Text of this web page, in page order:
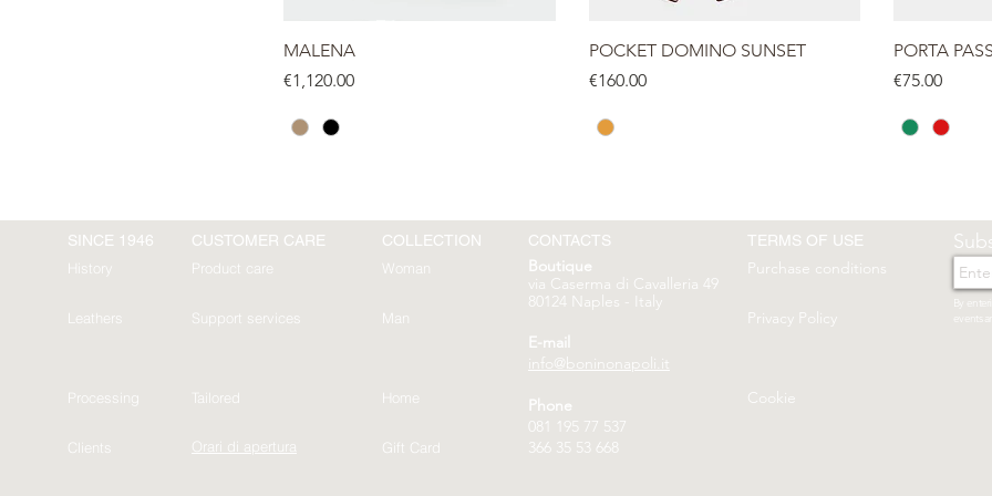
MALENA
Price
€1,120.00
POCKET DOMINO SUNSET
Price
€160.00
PORTA
Price
€75.00
SINCE 1946
History
CUSTOMER CARE
Product care
COLLECTION
Woman
Leathers Support services Man
Processing Tailored
Clients Orari di apertura
Home
Gift Card
CONTACTS
Boutique
via Caserma di Cavalleria 49
80124 Naples - Italy
E-mail
info@boninonapoli.it
Phone
081 195 77 537
366 35 53 668
TERMS OF USE
Purchase conditions
Privacy Policy
Cookie
By
events